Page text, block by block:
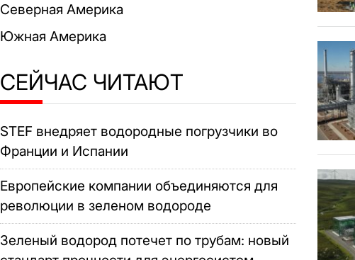
Северная Америка
Южная Америка
СЕЙЧАС ЧИТАЮТ
STEF внедряет водородные погрузчики во
Франции и Испании
Европейские компании объединяются для
революции в зеленом водороде
Зеленый водород потечет по трубам: новый